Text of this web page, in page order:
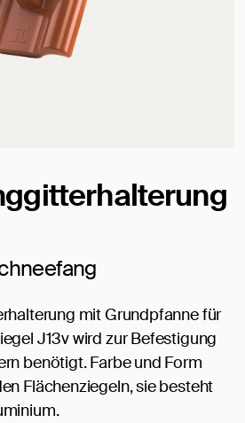
mit Grundpfanne für
J13v wird zur Befestigung
benötigt. Farbe und Form
Flächenziegeln, sie besteht